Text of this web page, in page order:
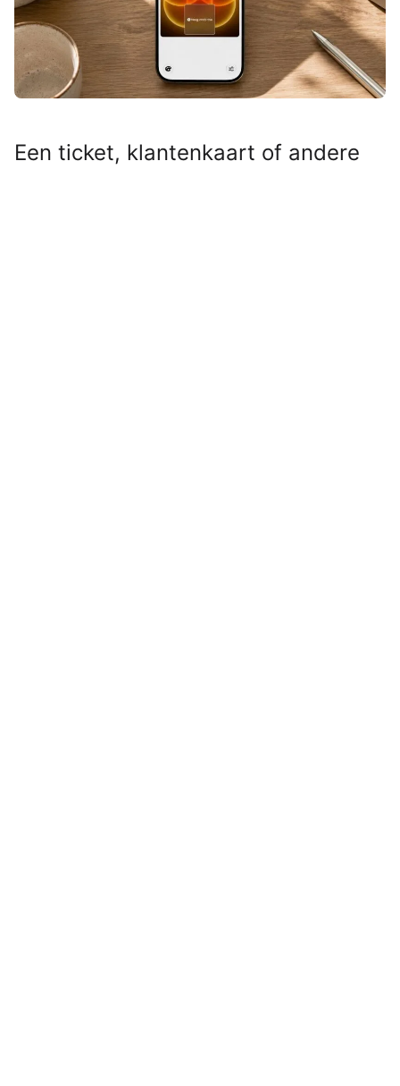
Een ticket, klantenkaart of andere